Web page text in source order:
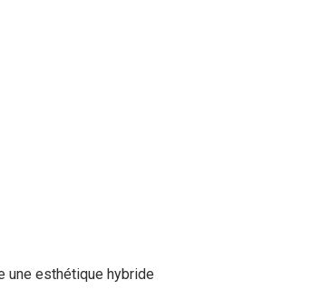
une esthétique hybride